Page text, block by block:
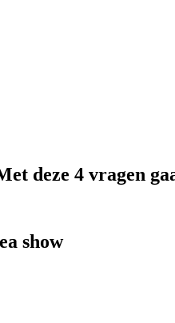
deze 4 vragen
show